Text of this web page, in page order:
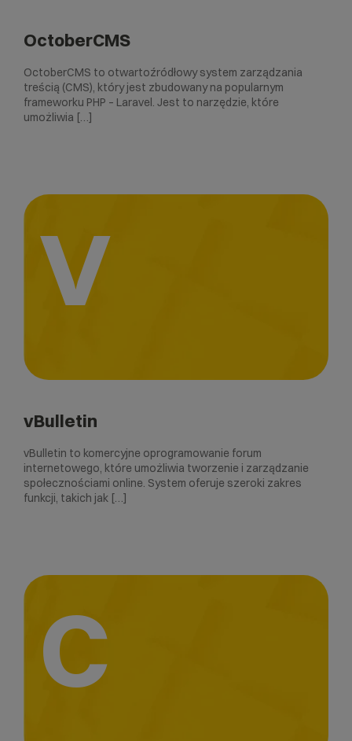
OctoberCMS
OctoberCMS to otwartoźródłowy system zarządzania
treścią (CMS), który jest zbudowany na popularnym
frameworku PHP – Laravel. Jest to narzędzie, które
umożliwia […]
V
vBulletin
vBulletin to komercyjne oprogramowanie forum
internetowego, które umożliwia tworzenie i zarządzanie
społecznościami online. System oferuje szeroki zakres
funkcji, takich jak […]
C